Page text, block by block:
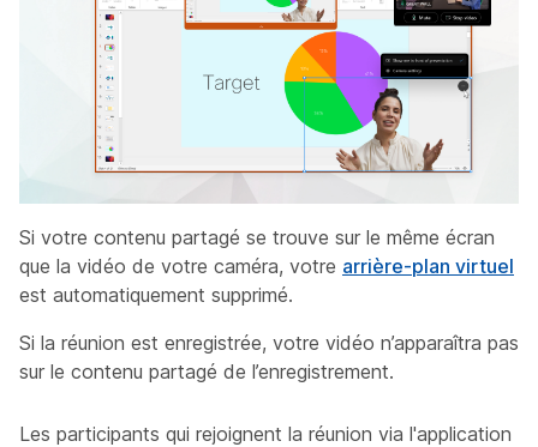
Si votre contenu partagé se trouve sur le même écran
que la vidéo de votre caméra, votre arrière-plan virtuel
est automatiquement supprimé.
Si la réunion est enregistrée, votre vidéo n’apparaîtra pas
sur le contenu partagé de l’enregistrement.
Les participants qui rejoignent la réunion via l'application